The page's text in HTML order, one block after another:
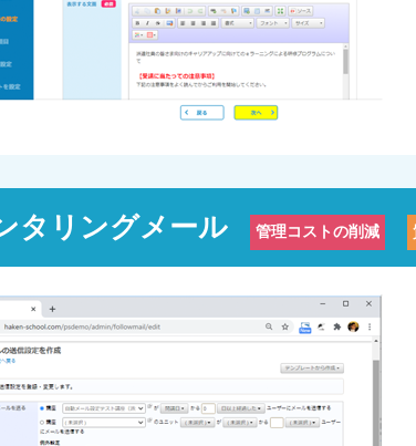
タリングメール 管理コストの削減